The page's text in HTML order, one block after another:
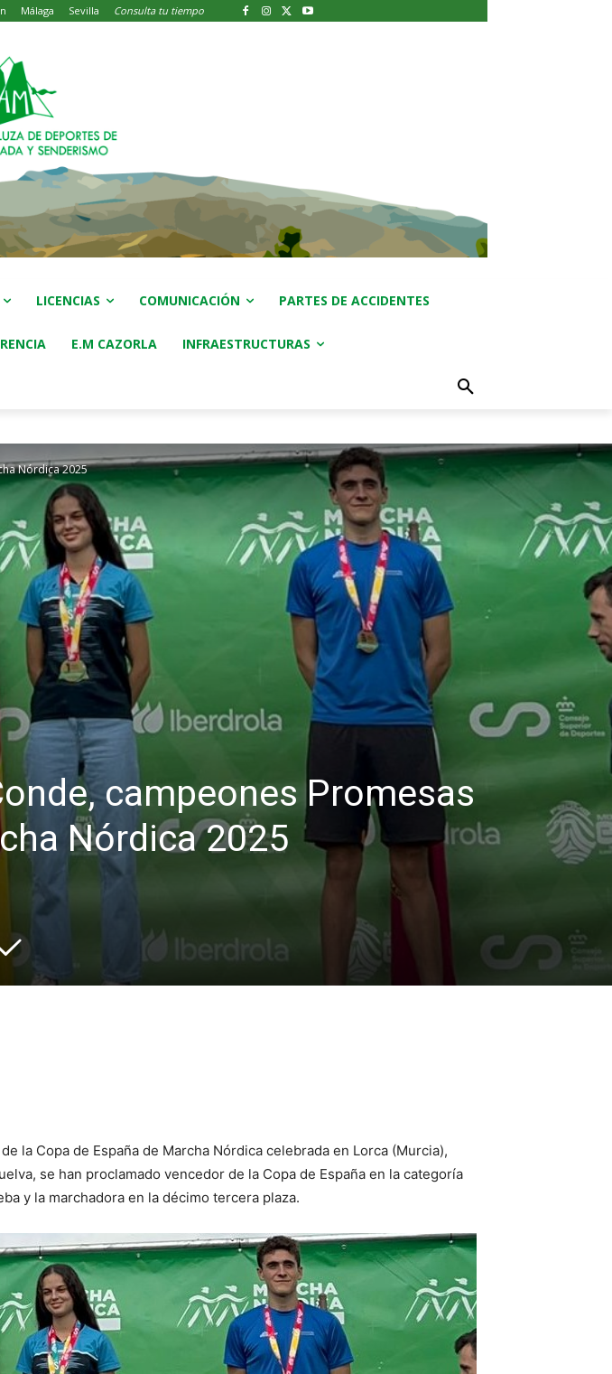
Málaga Sevilla Consulta tu tiempo
LICENCIAS COMUNICACIÓN PARTES DE ACCIDENTES
E.M CAZORLA INFRAESTRUCTURAS
Nórdica 2025
campeones Promesas
Nórdica 2025
la Copa de España de Marcha Nórdica celebrada en Lorca (Murcia),
se han proclamado vencedor de la Copa de España en la categoría
y la marchadora en la décimo tercera plaza.